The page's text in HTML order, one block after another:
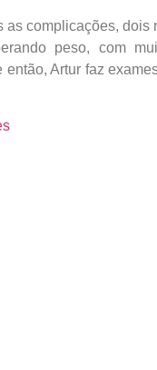
as complicações,
peso, com
então, Artur faz